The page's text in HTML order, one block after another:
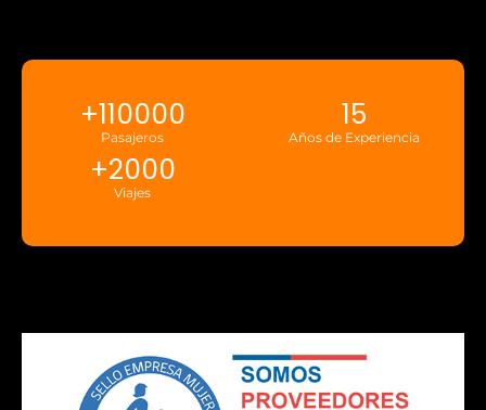
Pasajeros
+110000
Años de Experiencia
15
Viajes
+2000